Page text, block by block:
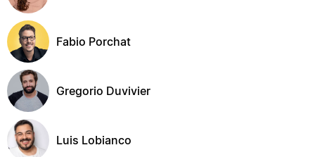
Fabio Porchat
Gregorio Duvivier
Luis Lobianco